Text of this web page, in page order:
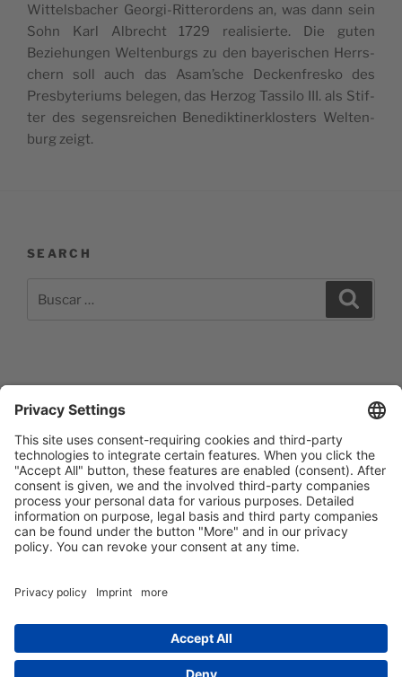
Wit­tels­ba­cher Geor­gi-Rit­te­ror­dens an, was dann sein
Sohn Karl Albrecht 1729 reali­sier­te. Die guten
Beziehun­gen Wel­ten­burgs zu den baye­ris­chen Herrs­
chern soll auch das Asam’sche Dec­ken­fres­ko des
Presby­te­riums bele­gen, das Her­zog Tas­si­lo III. als Stif­
ter des segens­rei­chen Bene­dik­ti­ner­klos­ters Wel­ten­
burg zeigt.
SEARCH
Impressum
Barrierefreiheitserklärung
Datenschutzerklärung
Newsletter abonieren
FacebookE‑Mail